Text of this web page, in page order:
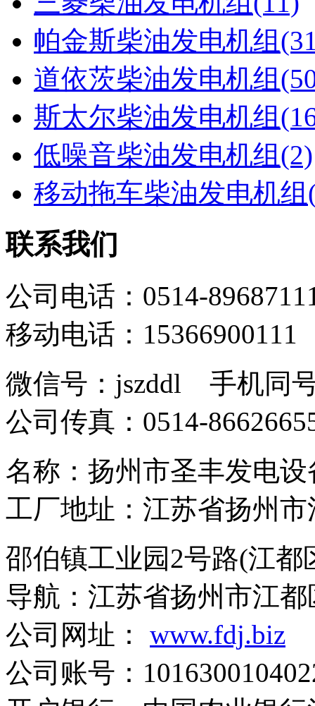
帕金斯柴油发电机组
道依茨柴油发电机组
斯太尔柴油发电机组
低噪音柴油发电机组(2)
移动拖车柴油发电机组
联系我们
公司电话：0514-
移动电话：15366900111
微信号：jszddl 手机同
公司传真：0514-
名称：扬州市圣丰发
工厂地址：江苏省扬州市
邵伯镇工业园2号路(江都
导航：江苏省扬州市江
公司网址： www.fdj.biz
公司账号：